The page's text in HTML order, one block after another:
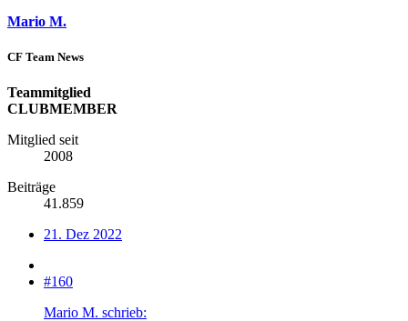
Mario M.
CF Team News
Teammitglied
CLUBMEMBER
Mitglied seit
2008
Beiträge
41.859
21. Dez 2022
#160
Mario M. schrieb: